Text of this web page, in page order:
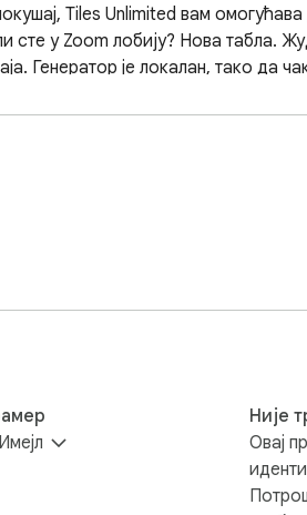
Tiles Unlimited вам
сте у Zoom лобију? Нова табла.
Генератор је локалан, тако да
одељке за коментаре. Tiles
гешталт образаца. Чак
ћелије табела.
Unlimited нуди минијатурно
Имејл
Није
Овај